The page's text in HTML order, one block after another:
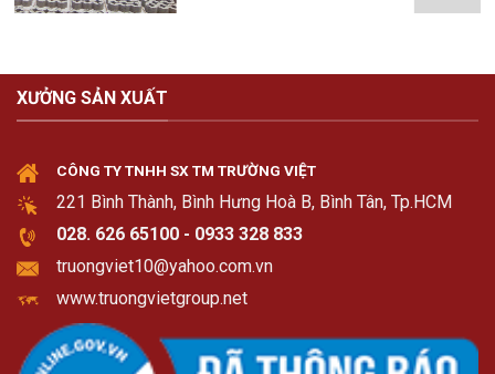
XƯỞNG SẢN XUẤT
CÔNG TY TNHH SX TM TRƯỜNG VIỆT
221 Bình Thành, Bình Hưng Hoà B, Bình Tân, Tp.HCM
028. 626 65100 - 0933 328 833
truongviet10@yahoo.com.vn
www.truongvietgroup.net